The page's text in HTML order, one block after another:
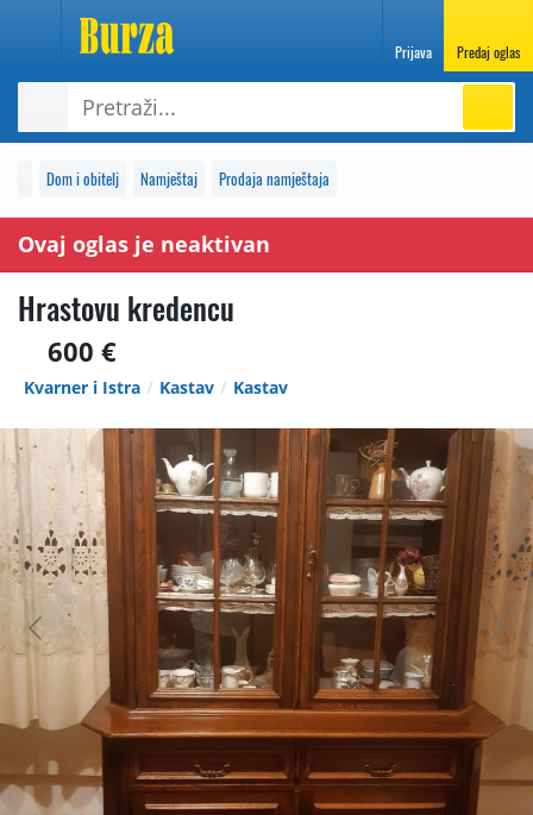
Prijava Predaj oglas
Dom i obitelj Namještaj Prodaja namještaja
Ovaj oglas je neaktivan
Hrastovu kredencu
600 €
Kvarner i Istra Kastav Kastav